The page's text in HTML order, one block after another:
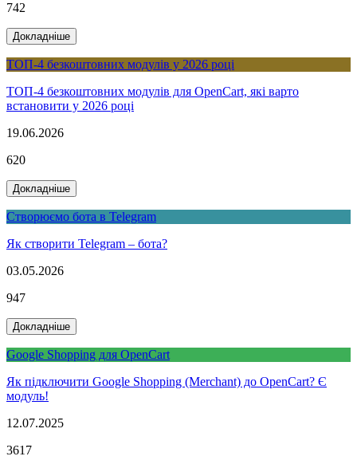
742
Докладніше
ТОП-4 безкоштовних модулів у 2026 році
ТОП-4 безкоштовних модулів для OpenCart, які варто
встановити у 2026 році
19.06.2026
620
Докладніше
Створюємо бота в Telegram
Як створити Telegram – бота?
03.05.2026
947
Докладніше
Google Shopping для OpenCart
Як підключити Google Shopping (Merchant) до OpenCart? Є
модуль!
12.07.2025
3617